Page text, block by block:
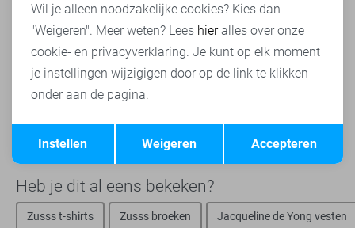
vesten
staan vooral bekend om de goede
kwaliteit en stijl. Daarnaast zijn de vesten eindeloos te
combineren en zitten erg comfortabel. De langere vesten
zijn veelal voorzien van steekzakken wat zorgt voor een
trendy look. Combineer de korte vesten eens met een
eigen gecreëerde outfit bij Sans!
Heb je dit al eens bekeken?
Zusss t-shirts Zusss broeken Jacqueline de Yong vesten
Terug Opslaan
Wil je alleen noodzakelijke cookies? Kies dan
"Weigeren". Meer weten? Lees hieralles over onze
cookie- en privacyverklaring. Je kunt op elk moment
je instellingen wijzigigen door op de link te klikken
onder aan de pagina.
Accepteren
Weigeren
Instellen